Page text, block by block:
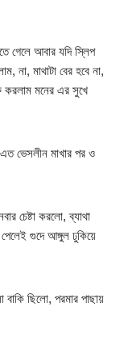
গেলে আবার যদি স্লিপ
না, মাথাটা বের হবে না,
করলাম মনের এর সুখে
মাখার পর ও
চেষ্টা করলো, ব্যাথা
গুদে আঙ্গুল ঢুকিয়ে
বাকি ছিলো, পরমার পাছায়